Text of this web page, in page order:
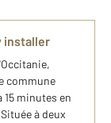
installer
commune
minutes en
à deux